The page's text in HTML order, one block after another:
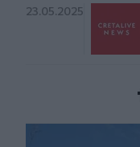
23.05.2025